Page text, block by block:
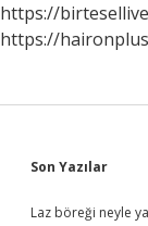
https://
https://
Son Yazılar
Laz böreği neyle